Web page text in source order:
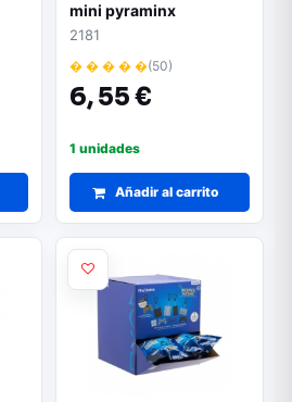
mini pyraminx
2181
� � � � �(50)
6,55 €
1 unidades
Añadir al carrito